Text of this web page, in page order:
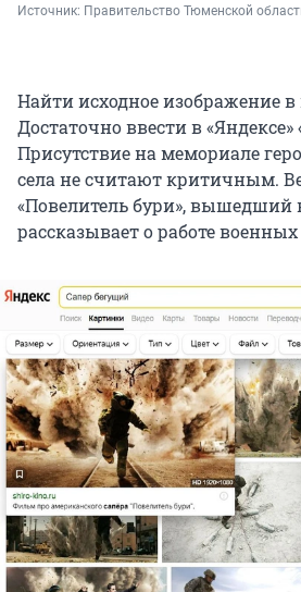
Источник: Правительство Тюменской
Найти исходное изображение в
Достаточно ввести в
Присутствие на мемориале
села не считают критичным.
«Повелитель бури», вышедший
рассказывает о работе военных